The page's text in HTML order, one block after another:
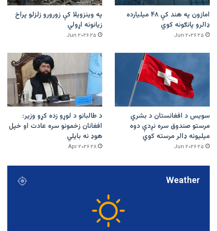
امازون په هند کې ۴۸ میلیارده
ډالرو پانګونه کوي
۲۵ Jun ۲۰۲۶
په وینزویلا کې زورورو زلزلو پراخ
زیانونه اړولي
۲۵ Jun ۲۰۲۶
سویس د افغانستان د بشري
مرستو صندوق سره نږدې دوه
میلیونه ډالر مرسته کوي
۲۵ Jun ۲۰۲۶
د طالبانو د لوړو زده کړو وزیر:
افغانان زخمونو سره عادت او خپل
هوډ نه بایلي
۲۸ Apr ۲۰۲۶
Weather